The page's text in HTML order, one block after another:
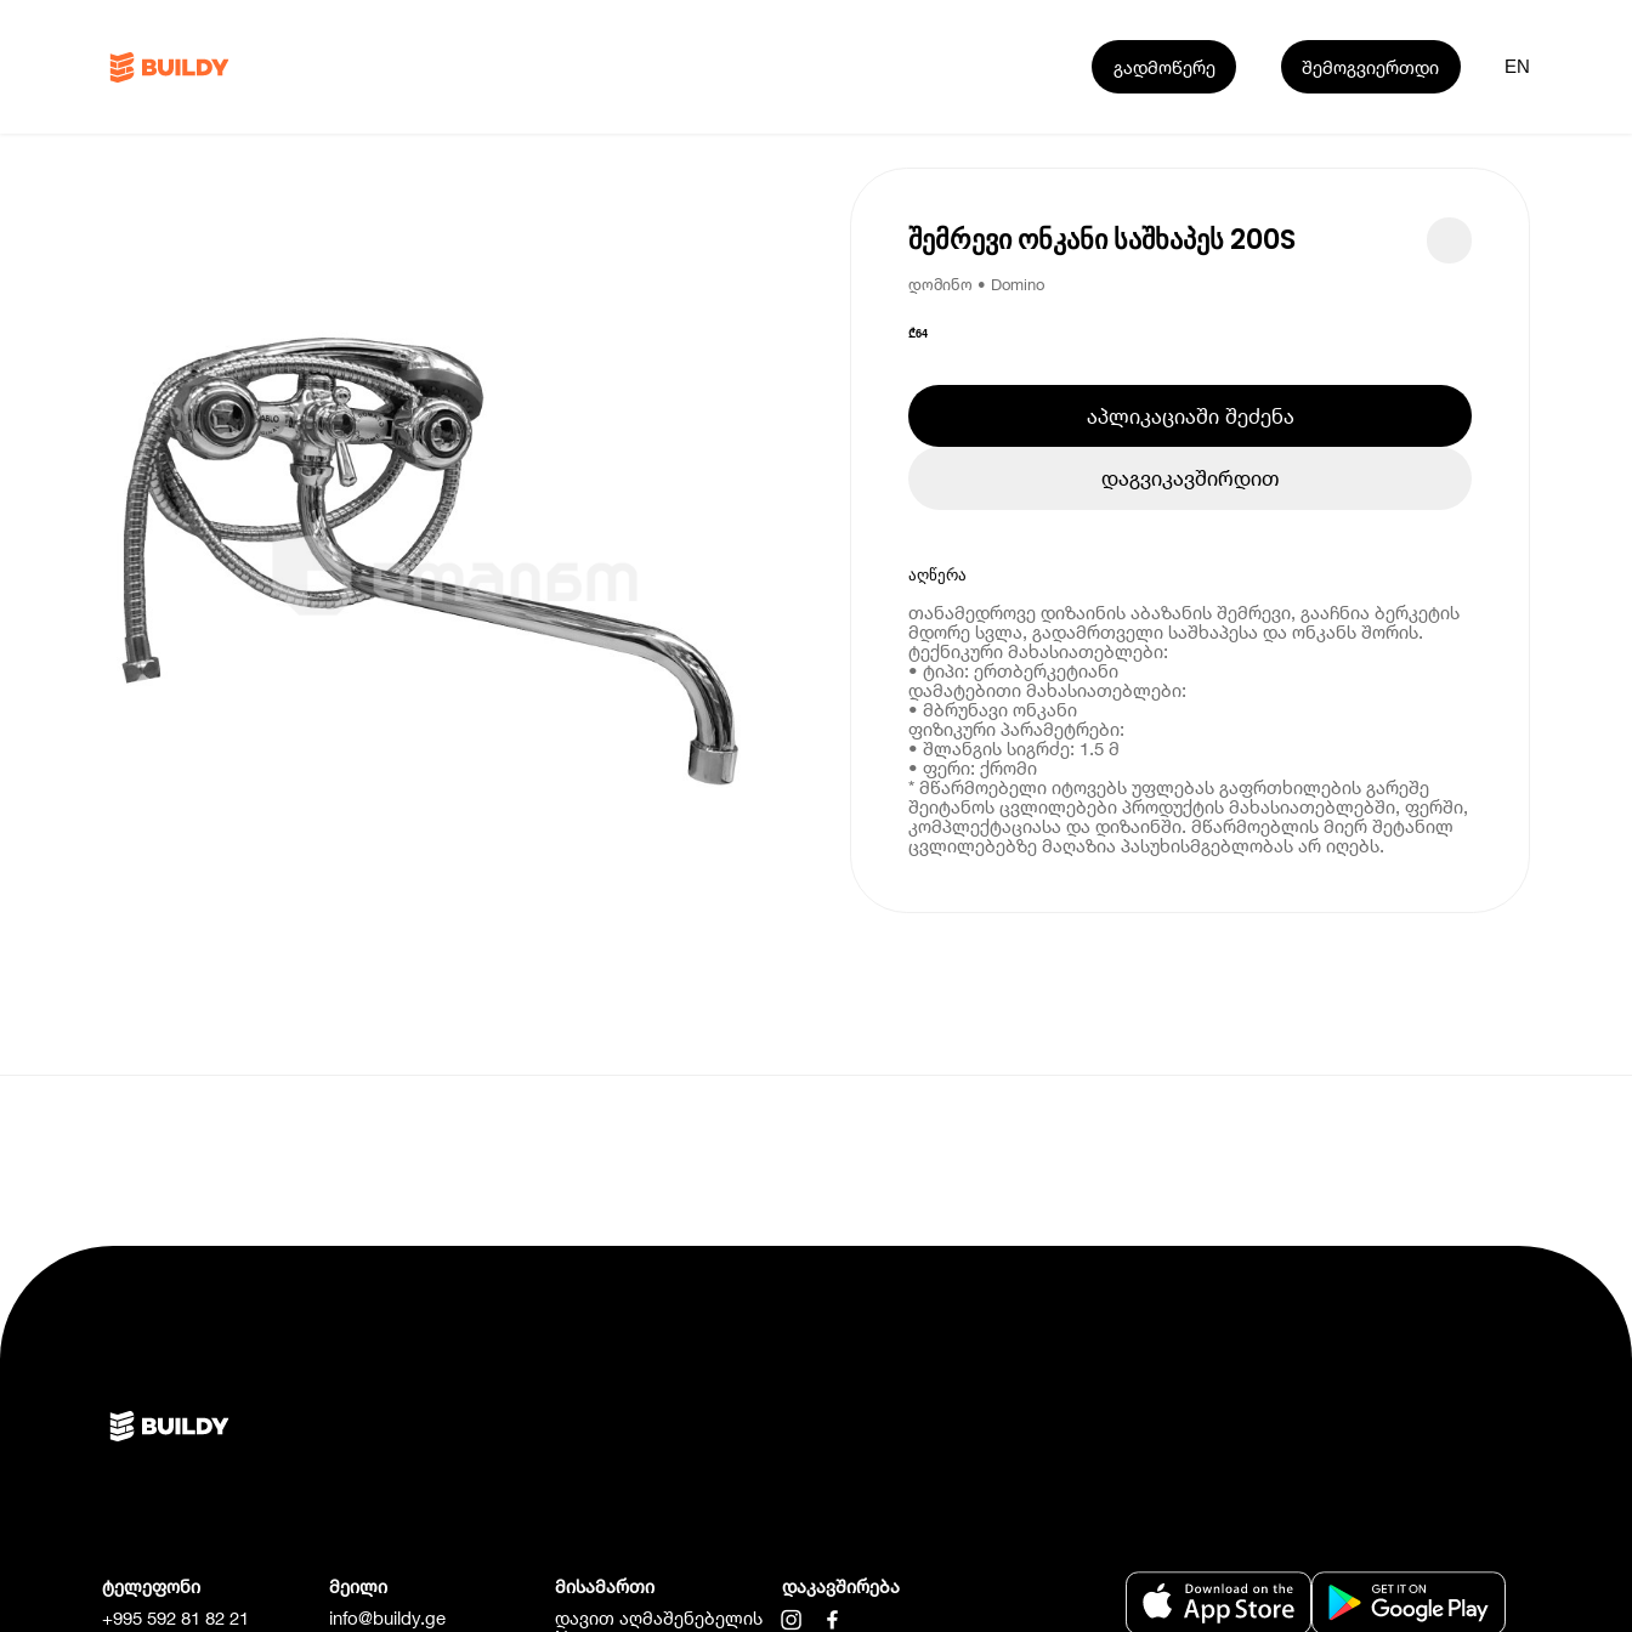
გადმოწერე შემოგვიერთდი EN
შემრევი ონკანი საშხაპეს 200S
დომინო • Domino
₾64
აპლიკაციაში შეძენა
დაგვიკავშირდით
აღწერა
თანამედროვე დიზაინის აბაზანის შემრევი, გააჩნია ბერკეტის
მდორე სვლა, გადამრთველი საშხაპესა და ონკანს შორის.
ტექნიკური მახასიათებლები:
• ტიპი: ერთბერკეტიანი
დამატებითი მახასიათებლები:
• მბრუნავი ონკანი
ფიზიკური პარამეტრები:
• შლანგის სიგრძე: 1.5 მ
• ფერი: ქრომი
* მწარმოებელი იტოვებს უფლებას გაფრთხილების გარეშე
შეიტანოს ცვლილებები პროდუქტის მახასიათებლებში, ფერში,
კომპლექტაციასა და დიზაინში. მწარმოებლის მიერ შეტანილ
ცვლილებებზე მაღაზია პასუხისმგებლობას არ იღებს.
ტელეფონი
+995 592 81 82 21
მეილი
info@buildy.ge
მისამართი
დავით აღმაშენებელის
დაკავშირება